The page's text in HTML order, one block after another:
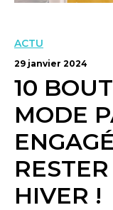
ACTU
29 janvier 2024
10
MODE
HIVER !